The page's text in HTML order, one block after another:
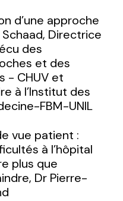
d’une approche
Directrice
des
et des
- CHUV et
à l’Institut des
FBM-UNIL
vue patient :
à l’hôpital
plus que
Dr Pierre-